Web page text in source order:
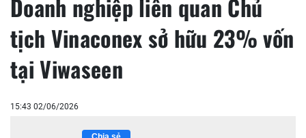
Doanh nghiệp liên quan Chủ
tịch Vinaconex sở hữu 23% vốn
tại Viwaseen
15:43 02/06/2026